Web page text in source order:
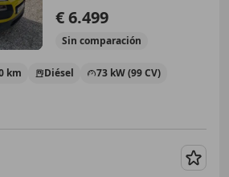
€ 6.499
Sin comparación
km Diésel 73 kW (99 CV)